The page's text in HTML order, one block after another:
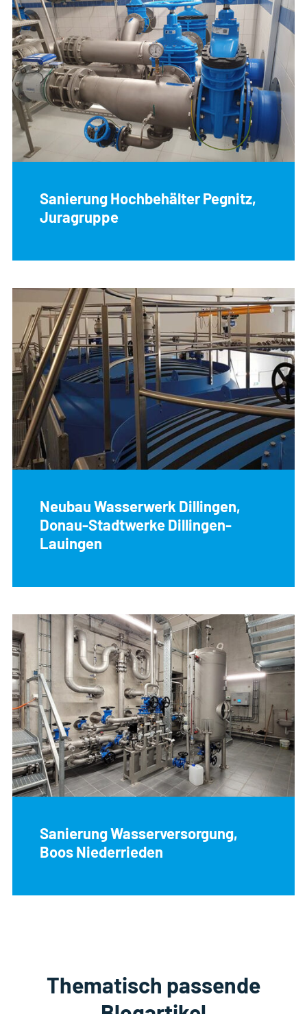
Sanierung Hochbehälter Pegnitz,
Juragruppe
Neubau Wasserwerk Dillingen,
Donau-Stadtwerke Dillingen-
Lauingen
Sanierung Wasserversorgung,
Boos Niederrieden
Thematisch passende